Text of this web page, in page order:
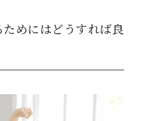
めにはどうすれば良